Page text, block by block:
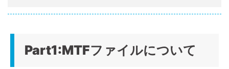
Part1:MTFファイルについて